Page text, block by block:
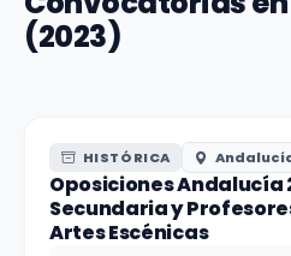
(2023)
HISTÓRICA
Oposiciones Andalucía
Secundaria y
Artes Escénicas